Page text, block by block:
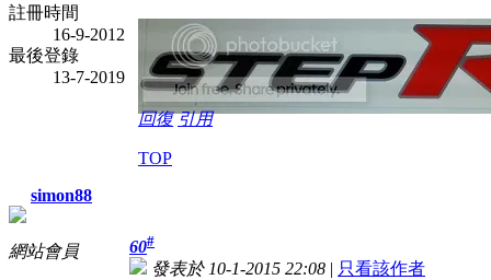
註冊時間
16-9-2012
最後登錄
13-7-2019
回復 引用
TOP
simon88
網站會員 60#
發表於 10-1-2015 22:08 | 只看該作者